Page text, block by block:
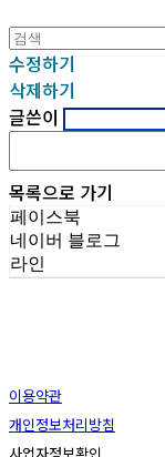
수정하기
삭제하기
글쓴이
목록으로 가기
페이스북
네이버 블로그
라인
이용약관
개인정보처리방침
사업자정보확인